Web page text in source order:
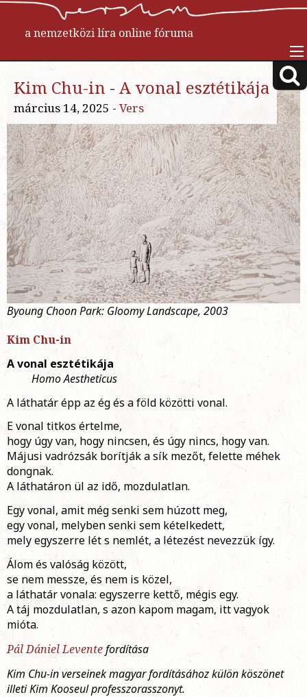
a nemzetközi líra online fóruma
Kim Chu-in - A vonal esztétikája
március 14, 2025 - Vers
Byoung Choon Park: Gloomy Landscape, 2003
Kim Chu-in
A vonal esztétikája
Homo Aestheticus
A láthatár épp az ég és a föld közötti vonal.
E vonal titkos értelme,
hogy úgy van, hogy nincsen, és úgy nincs, hogy van.
Májusi vadrózsák borítják a sík mezőt, felette méhek
dongnak.
A láthatáron ül az idő, mozdulatlan.
Egy vonal, amit még senki sem húzott meg,
egy vonal, melyben senki sem kételkedett,
mely egyszerre lét s nemlét, a létezést nevezzük így.
Álom és valóság között,
se nem messze, és nem is közel,
a láthatár vonala: egyszerre kettő, mégis egy.
A táj mozdulatlan, s azon kapom magam, itt vagyok
mióta.
Pál Dániel Leventefordítása
Kim Chu-in verseinek magyar fordításához külön köszönet
illeti Kim Kooseul professzorasszonyt.